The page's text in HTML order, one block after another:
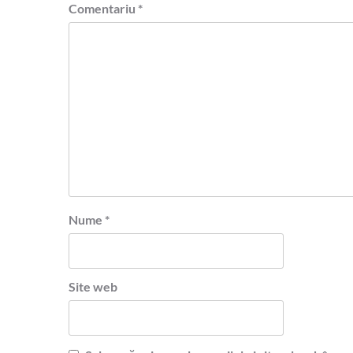
Comentariu *
Nume *
Site web